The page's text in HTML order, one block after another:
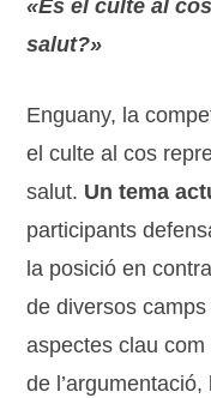
«És el culte al
salut?»
Enguany, la
el culte al cos
salut. Un tema
participants
la posició en
de diversos
aspectes clau
de